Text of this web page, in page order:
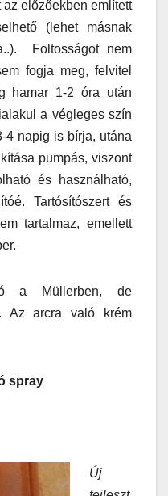
előzőekben említett
(lehet másnak
Foltosságot nem
fogja meg, felvitel
hamar 1-2 óra után
a végleges szín
4 napig is bírja, utána
pumpás, viszont
és használható,
Tartósítószert és
tartalmaz, emellett
a Müllerben, de
Az arcra való krém
spray
Új